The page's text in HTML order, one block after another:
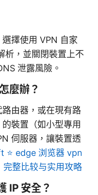
擇使用 VPN 自家
析，並關閉裝置上不
泄露風險。
麼辦？
由器，或在現有路
裝置（如小型專用
伺服器，讓裝置透
⭐ edge 浏览器 vpn
整比较与实用攻略
IP 安全？